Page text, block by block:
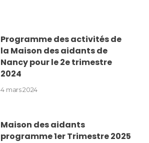
Programme des activités de
la Maison des aidants de
Nancy pour le 2e trimestre
2024
4 mars 2024
Maison des aidants
programme 1er Trimestre 2025